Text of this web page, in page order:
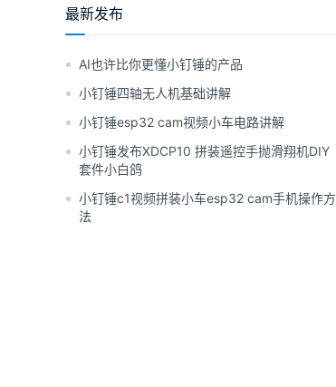
最新发布
AI也许比你更懂小钉锤的产品
小钉锤四轴无人机基础讲解
小钉锤esp32 cam视频小车电路讲解
小钉锤发布XDCP10 拼装遥控手抛滑翔机DIY
套件小白鸽
小钉锤c1视频拼装小车esp32 cam手机操作方
法